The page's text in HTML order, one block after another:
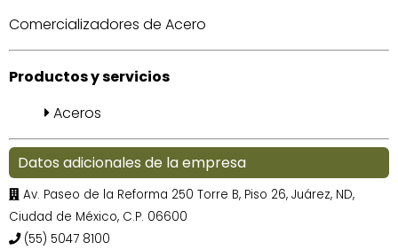
Comercializadores de Acero
Productos y servicios
Aceros
Datos adicionales de la empresa
Av. Paseo de la Reforma 250 Torre B, Piso 26, Juárez, ND,
Ciudad de México, C.P. 06600
(55) 5047 8100